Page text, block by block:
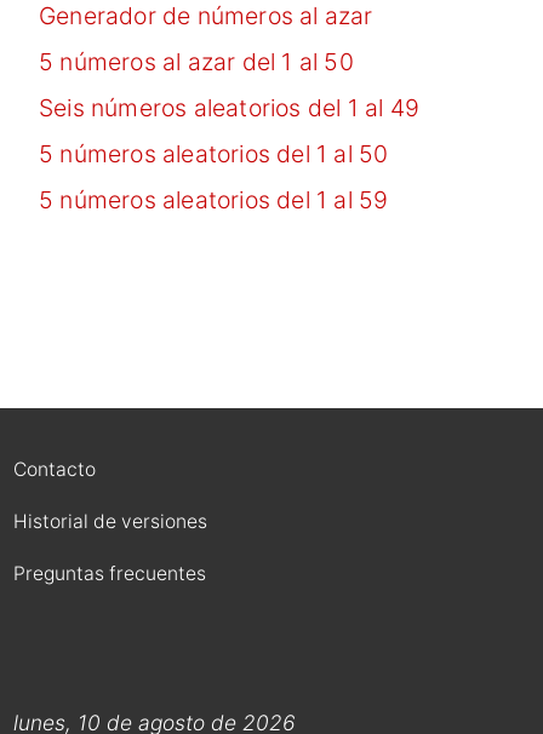
Generador de números al azar
5 números al azar del 1 al 50
Seis números aleatorios del 1 al 49
5 números aleatorios del 1 al 50
5 números aleatorios del 1 al 59
Contacto
Historial de versiones
Preguntas frecuentes
lunes, 10 de agosto de 2026